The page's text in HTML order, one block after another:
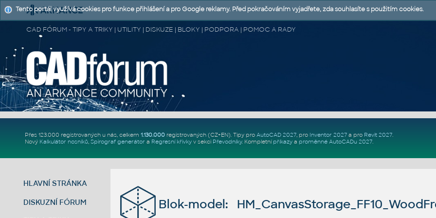
CAD FÓRUM - TIPY A TRIKY | UTILITY | DISKUZE | BLOKY | PODPORA | POMOC A RADY
Přes 123.000 registrovaných u nás, celkem 1.130.000registrovaných (CZ+EN). Tipy pro AutoCAD 2027, pro Inventor 2027a pro Revit 2027.
Nový Kalkulátor nosníků, Spirograf generátor a Regresní křivkyv sekci Převodníky. Kompletní příkazya proměnné AutoCADu 2027.
HLAVNÍ STRÁNKA
DISKUZNÍ FÓRUM Blok-model:
Tento portál využívá cookies pro funkce přihlášení a pro Google reklamy. Před pokračováním vyjadřete, zda souhlasíte s použitím cookies.